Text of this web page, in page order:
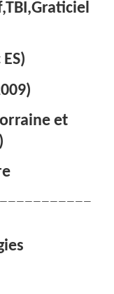
et